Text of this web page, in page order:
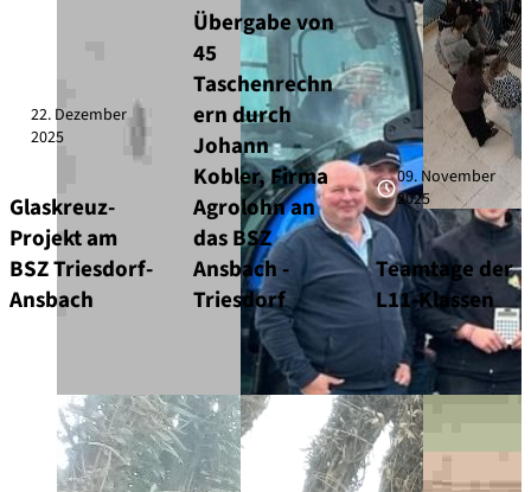
22. Dezember
2025
Glaskreuz-
Projekt am
BSZ Triesdorf-
Ansbach
Übergabe von
45
Taschenrechn
ern durch
Johann
Kobler, Firma
Agrolohn an
das BSZ
Ansbach -
Triesdorf
09. November
2025
Teamtage der
L11-Klassen